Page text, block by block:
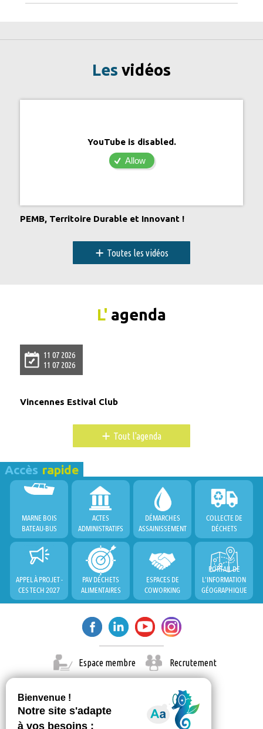
Les vidéos
YouTube is disabled.
Allow
PEMB, Territoire Durable et Innovant !
+ Toutes les vidéos
L' agenda
11 07 2026
11 07 2026
Vincennes Estival Club
+ Tout l'agenda
Accès rapide
MARNE BOIS
BATEAU-BUS
ACTES
ADMINISTRATIFS
DÉMARCHES
ASSAINISSEMENT
COLLECTE DE
DÉCHETS
APPEL À PROJET -
CES TECH 2027
PAV DÉCHETS
ALIMENTAIRES
ESPACES DE
COWORKING
PORTAIL DE
L'INFORMATION
GÉOGRAPHIQUE
Espace membre Recrutement